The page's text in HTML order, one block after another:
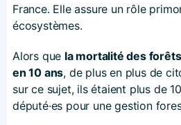
France. Elle assure un rôle
écosystèmes.
Alors que la mortalité des
en 10 ans, de plus en plus de
sur ce sujet, ils étaient plus de
député·es pour une gestion